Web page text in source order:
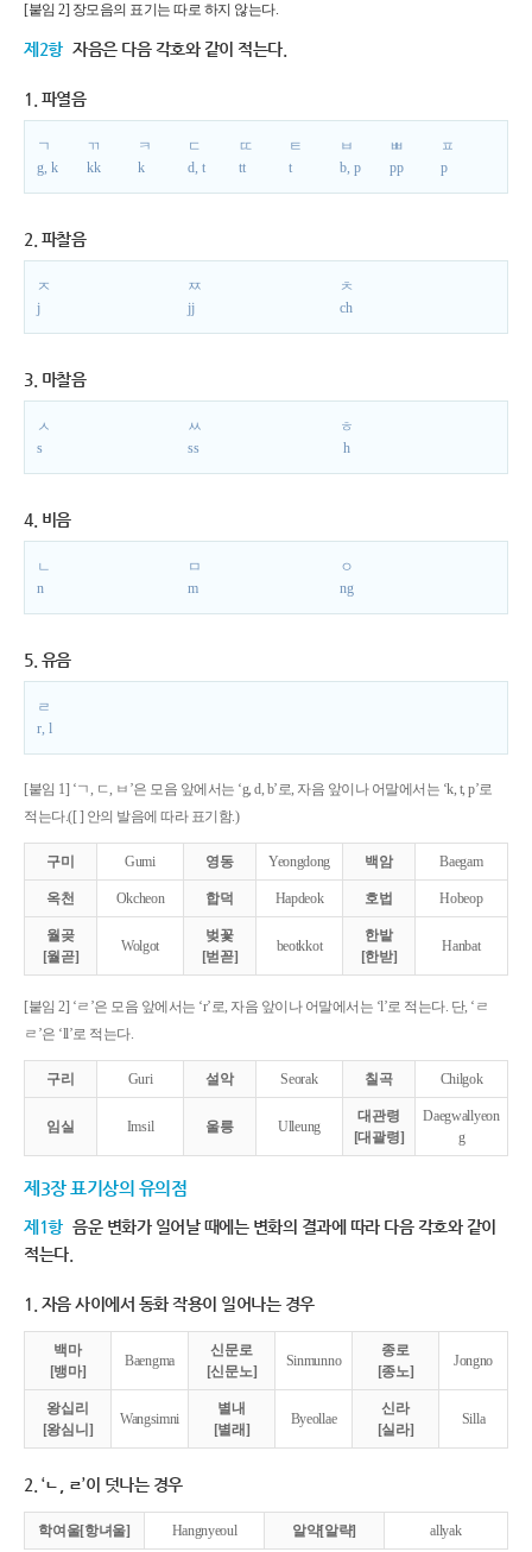
[붙임 2] 장모음의 표기는 따로 하지 않는다.
제2항 자음은 다음 각호와 같이 적는다.
1. 파열음
ㄱ
g, k
ㄲ
kk
ㅋ
k
ㄷ
d, t
ㄸ
tt
ㅌ
t
ㅂ
b, p
ㅃ
pp
ㅍ
p
2. 파찰음
ㅈ
j
ㅉ
jj
ㅊ
ch
3. 마찰음
ㅅ
s
ㅆ
ss
ㅎ
h
4. 비음
ㄴ
n
ㅁ
m
ㅇ
ng
5. 유음
ㄹ
r, l
[붙임 1] ‘ㄱ, ㄷ, ㅂ’은 모음 앞에서는 ‘g, d, b’로, 자음 앞이나 어말에서는 ‘k, t, p’로
적는다.([ ] 안의 발음에 따라 표기함.)
구미 Gumi 영동 Yeongdong 백암 Baegam
옥천 Okcheon 합덕 Hapdeok 호법 Hobeop
월곶
[월곧]
Wolgot
벚꽃
[벋꼳]
beotkkot
한밭
[한받]
Hanbat
[붙임 2] ‘ㄹ’은 모음 앞에서는 ‘r’로, 자음 앞이나 어말에서는 ‘l’로 적는다. 단, ‘ㄹ
ㄹ’은 ‘ll’로 적는다.
구리 Guri 설악 Seorak 칠곡 Chilgok
임실 Imsil 울릉 Ulleung
대관령
[대괄령]
Daegwallyeon
g
제3장 표기상의 유의점
제1항 음운 변화가 일어날 때에는 변화의 결과에 따라 다음 각호와 같이
적는다.
1. 자음 사이에서 동화 작용이 일어나는 경우
백마
[뱅마]
Baengma
신문로
[신문노]
Sinmunno
종로
[종노]
Jongno
왕십리
[왕심니]
Wangsimni
별내
[별래]
Byeollae
신라
[실라]
Silla
2. ‘ㄴ, ㄹ’이 덧나는 경우
학여울[항녀울] Hangnyeoul 알약[알략] allyak